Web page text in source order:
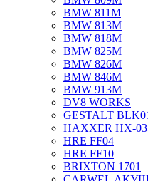
BMW 811M
BMW 813M
BMW 818M
BMW 825M
BMW 826M
BMW 846M
BMW 913M
DV8 WORKS
GESTALT
HAXXER HX-
HRE FF04
HRE FF10
BRIXTON 1701